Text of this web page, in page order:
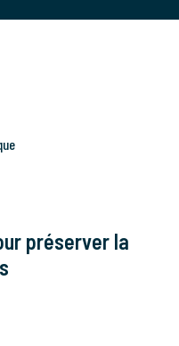
préserver la